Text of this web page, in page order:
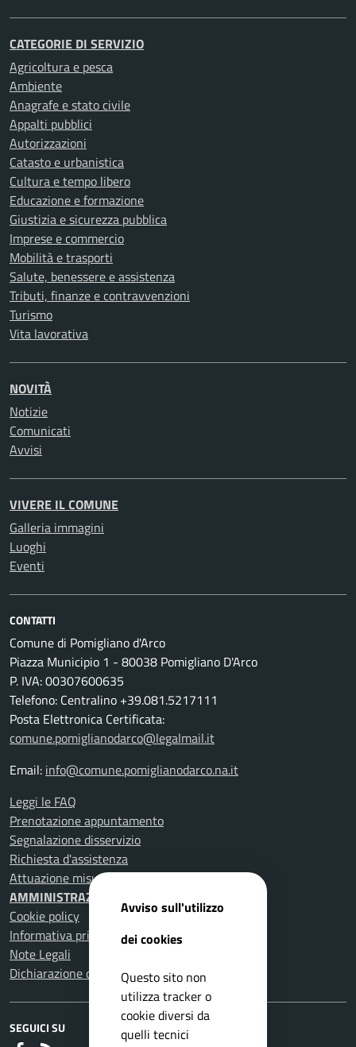
CATEGORIE DI SERVIZIO
Agricoltura e pesca
Ambiente
Anagrafe e stato civile
Appalti pubblici
Autorizzazioni
Catasto e urbanistica
Cultura e tempo libero
Educazione e formazione
Giustizia e sicurezza pubblica
Imprese e commercio
Mobilità e trasporti
Salute, benessere e assistenza
Tributi, finanze e contravvenzioni
Turismo
Vita lavorativa
NOVITÀ
Notizie
Comunicati
Avvisi
VIVERE IL COMUNE
Galleria immagini
Luoghi
Eventi
CONTATTI
Comune di Pomigliano d'Arco
Piazza Municipio 1 - 80038 Pomigliano D'Arco
P. IVA: 00307600635
Telefono: Centralino +39.081.5217111
Posta Elettronica Certificata:
comune.pomiglianodarco@legalmail.it
Email: info@comune.pomiglianodarco.na.it
Leggi le FAQ
Prenotazione appuntamento
Segnalazione disservizio
Richiesta d'assistenza
Attuazione misure PNRR
AMMINISTRAZIONE TRASPARENTE
Cookie policy
Informativa privacy
Note Legali
Dichiarazione di accessibilità
SEGUICI SU
Avviso sull'utilizzo
dei cookies
Questo sito non
utilizza tracker o
cookie diversi da
quelli tecnici